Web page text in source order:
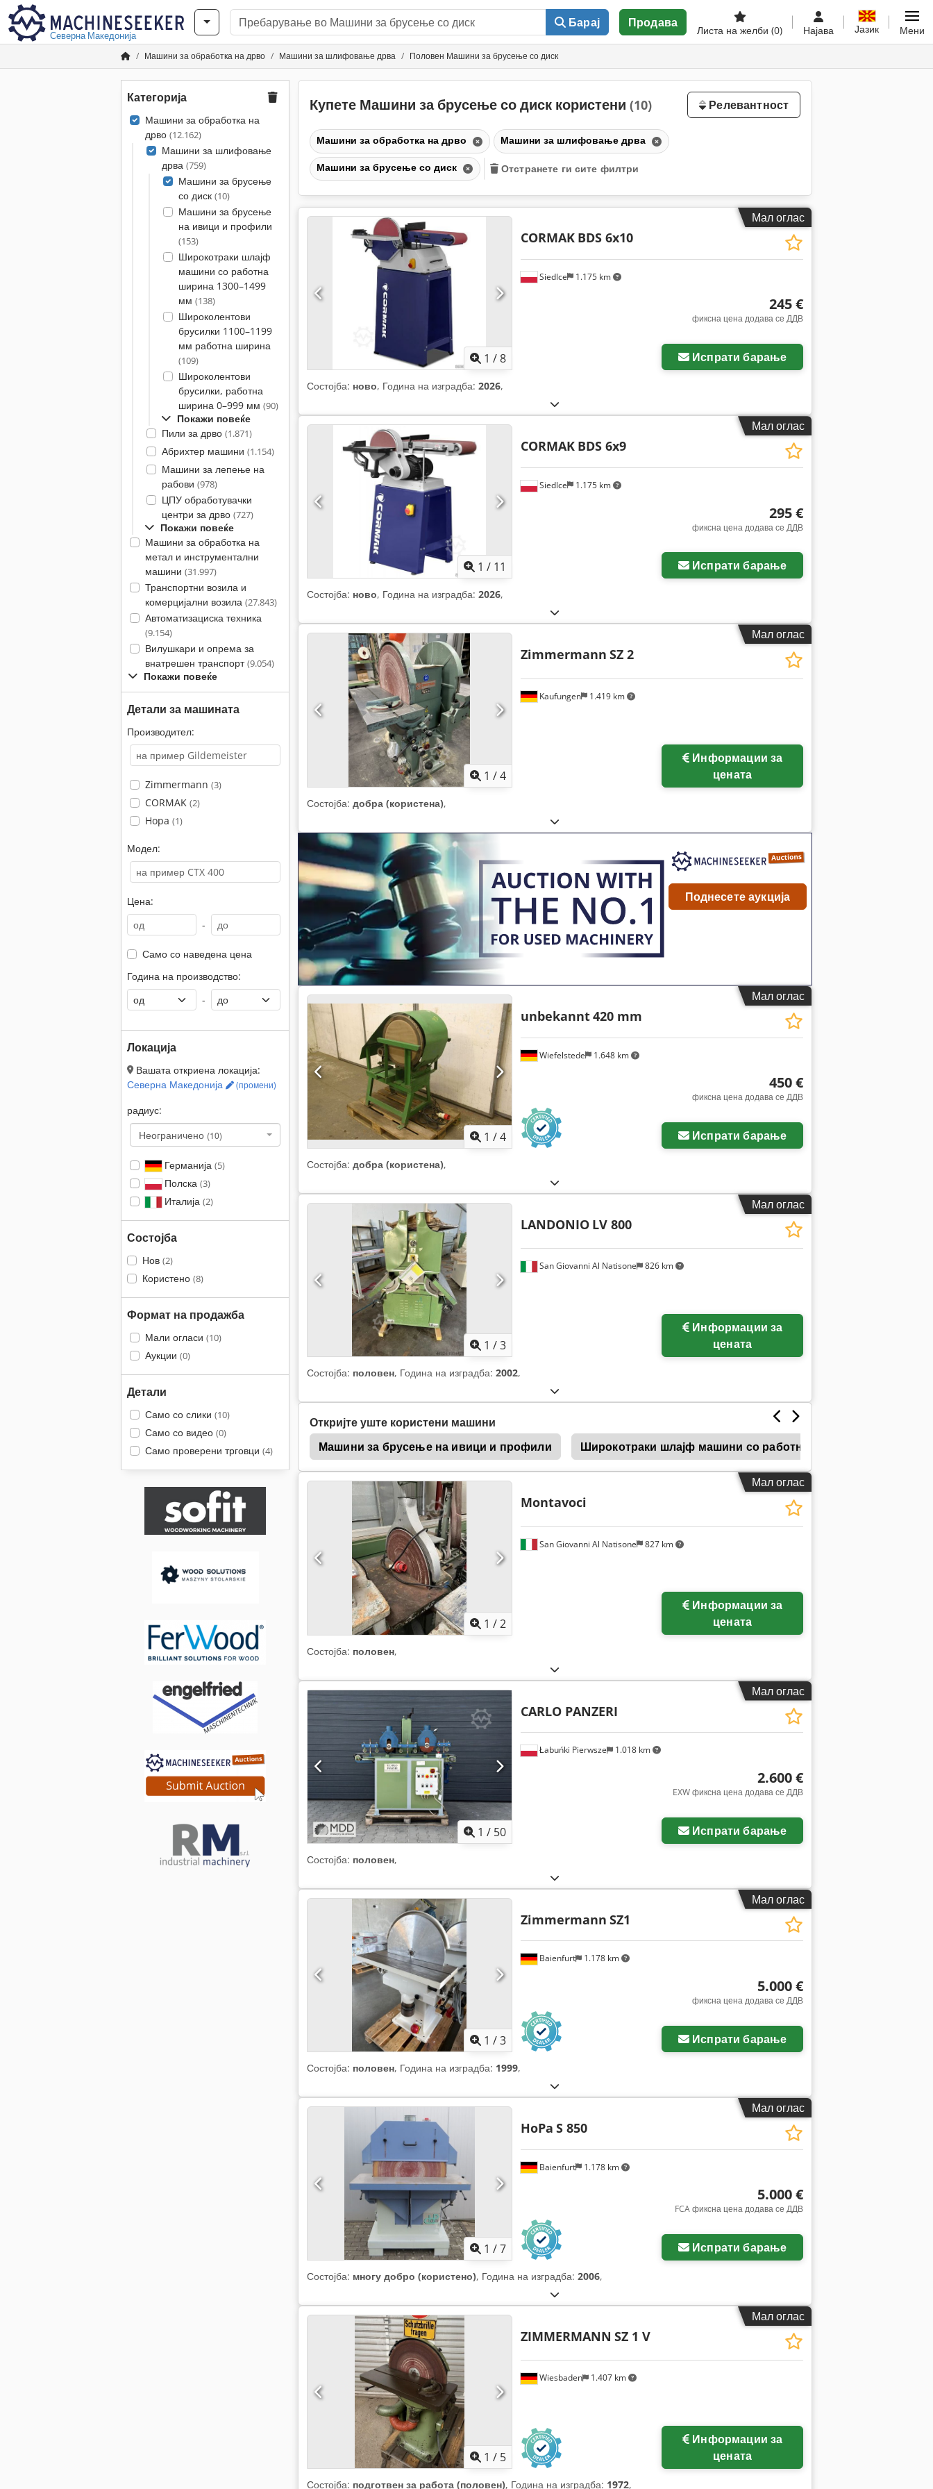
Северна Македонија
Барај Продава
Листа на желби (0) Најава Јазик Мени
Машини за обработка на дрво Машини за шлифовање дрва Половен Машини за брусење со диск
Категорија
Машини за обработка на
дрво (12.162)
Машини за шлифовање
дрва (759)
Машини за брусење
со диск (10)
Машини за брусење
на ивици и профили
(153)
Широкотраки шлајф
машини со работна
ширина 1300–1499
мм (138)
Широколентови
брусилки 1100–1199
мм работна ширина
(109)
Широколентови
брусилки, работна
ширина 0–999 мм (90)
Покажи повеќе
Пили за дрво (1.871)
Абрихтер машини (1.154)
Машини за лепење на
рабови (978)
ЦПУ обработувачки
центри за дрво (727)
Покажи повеќе
Машини за обработка на
метал и инструментални
машини (31.997)
Транспортни возила и
комерцијални возила (27.843)
Автоматизациска техника
(9.154)
Вилушкари и опрема за
внатрешен транспорт(9.054)
Покажи повеќе
Детали за машината
Производител:
Zimmermann (3)
CORMAK (2)
Hopa (1)
Модел:
Цена:
-
Само со наведена цена
Година на производство:
-
Локација
Вашата откриена локација:
Северна Македонија
(промени)
радиус:
Неограничено (10)
Германија (5)
Полска (3)
Италија (2)
Состојба
Нов (2)
Користено (8)
Формат на продажба
Мали огласи (10)
Аукции (0)
Детали
Само со слики (10)
Само со видео (0)
Само проверени трговци (4)
Купете Машини за брусење со диск користени (10) Релевантност
Машини за обработка на дрво Машини за шлифовање дрва
Машини за брусење со диск Отстранете ги сите филтри
Мал оглас
1 /8
Siedlce 1.175 km
CORMAK BDS 6x10
245 €
фиксна цена додава се ДДВ
Испрати барање
Состојба: ново, Година на изградба: 2026,
Мал оглас
1 / 11
Siedlce 1.175 km
CORMAK BDS 6x9
295 €
фиксна цена додава се ДДВ
Испрати барање
Состојба: ново, Година на изградба: 2026,
Мал оглас
1 /4
Kaufungen 1.419 km
Zimmermann SZ 2
цената
Состојба: добра (користена),
Поднесете аукција
Мал оглас
1 /4
Wiefelstede 1.648 km
unbekannt420 mm
450 €
фиксна цена додава се ДДВ
Испрати барање
Состојба: добра (користена),
Мал оглас
1 /3
San Giovanni Al Natisone 826 km
LANDONIO LV 800
цената
Состојба: половен, Година на изградба: 2002,
Откријте уште користени машини
Машини за брусење на ивици и профили
Широкотраки шлајф машини со работна ширина 1300–1499
Zimmerman Zimmermann
Мал оглас
Побарајте повеќе
1 /2
San Giovanni Al Natisone 827 km
Montavoci
цената
Состојба: половен,
Мал оглас
1 / 50
Łabuńki Pierwsze 1.018 km
CARLO PANZERI
2.600 €
EXW фиксна цена додава се ДДВ
Испрати барање
Состојба: половен,
Мал оглас
1 /3
Baienfurt 1.178 km
Zimmermann SZ1
5.000 €
фиксна цена додава се ДДВ
Испрати барање
Состојба: половен, Година на изградба: 1999,
Мал оглас
1 /7
Baienfurt 1.178 km
HoPa S 850
5.000 €
FCA фиксна цена додава се ДДВ
Испрати барање
Состојба: многу добро (користено), Година на изградба: 2006,
Мал оглас
1 / 5
Wiesbaden 1.407 km
ZIMMERMANN SZ 1 V
цената
Состојба: подготвен за работа (половен), Година на изградба: 1972,